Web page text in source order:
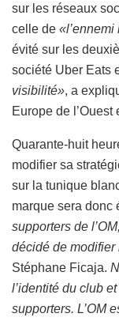
sur les réseaux
celle de
évité sur les
société Uber Eats
visibilité», a
Europe de l’Ouest
Quarante-huit
modifier sa
sur la tunique
marque sera donc
supporters de
décidé de modifier
Stéphane Ficaja.
l’identité du club
supporters. L’OM